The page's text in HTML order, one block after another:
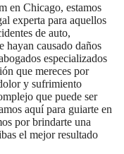
en Chicago, estamos
experta para aquellos
de auto,
hayan causado daños
especializados
que mereces por
y sufrimiento
que puede ser
aquí para guiarte en
por brindarte una
el mejor resultado